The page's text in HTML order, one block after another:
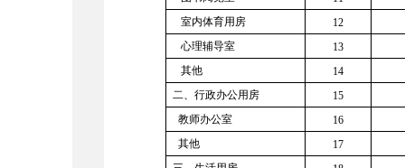
室内体育用房
12
心理辅导室
13
其他
14
二、行政办公用房
15
教师办公室
16
其他
17